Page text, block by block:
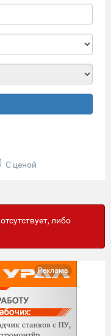
С ценой
отсутствует, либо
Реклама